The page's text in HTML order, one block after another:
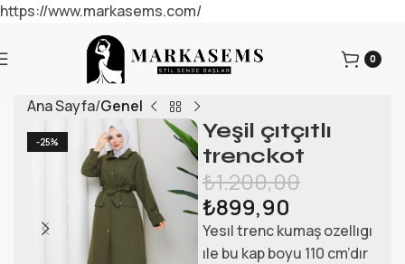
https://www.markasems.com/
0
Ana Sayfa Genel
-25%
Yeşil çıtçıtlı
trenckot
₺1.200,00
₺899,90
Yesıl trenc kumaş ozellıgı
ıle bu kap boyu 110 cm’dır